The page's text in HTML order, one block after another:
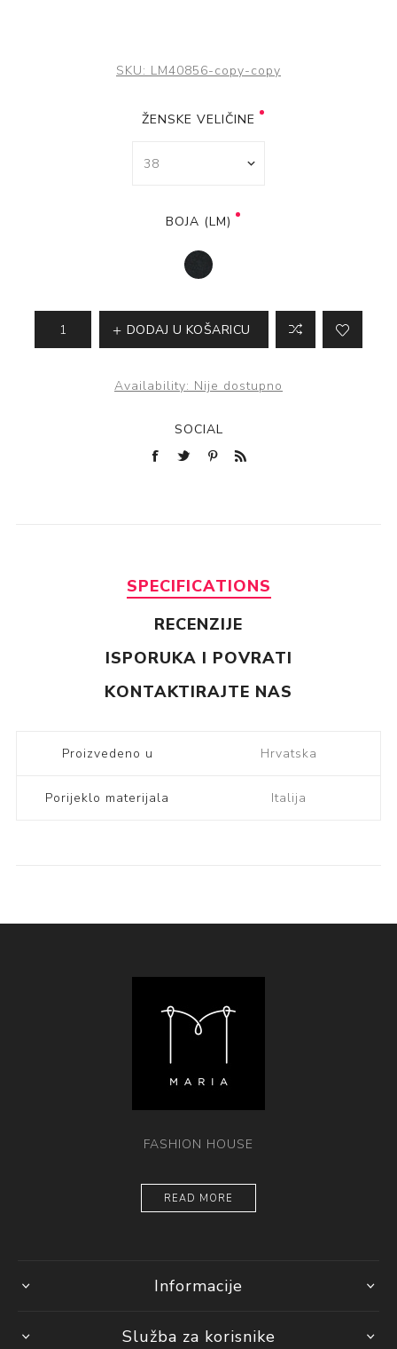
SKU: LM40856-copy-copy
ŽENSKE VELIČINE
BOJA (LM)
DODAJ U KOŠARICU
Availability: Nije dostupno
SOCIAL
SPECIFICATIONS
RECENZIJE
ISPORUKA I POVRATI
KONTAKTIRAJTE NAS
Proizvedeno u Hrvatska
Porijeklo materijala Italija
FASHION HOUSE
READ MORE
Informacije
Služba za korisnike